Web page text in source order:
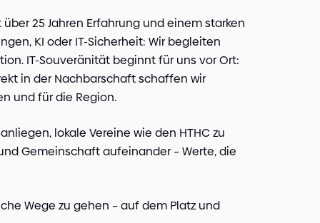
25 Jahren Erfahrung und einem starken
KI oder IT-Sicherheit: Wir begleiten
IT-Souveränität beginnt für uns vor Ort:
in der Nachbarschaft schaffen wir
und für die Region.
lokale Vereine wie den HTHC zu
Gemeinschaft aufeinander – Werte, die
Wege zu gehen – auf dem Platz und